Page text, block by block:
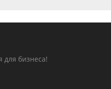
для бизнеса!